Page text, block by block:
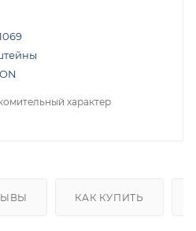
характер
КАК КУПИТЬ